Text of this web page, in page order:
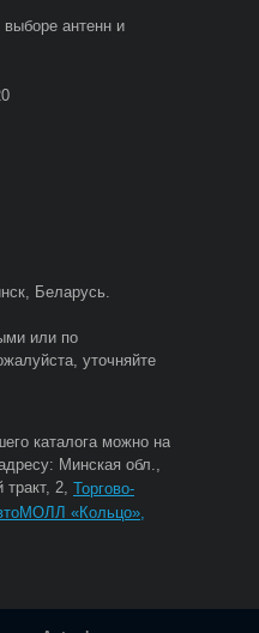
антенн и
Беларусь.
или по
уточняйте
каталога можно на
Минская обл.,
2, Торгово-
«Кольцо»,